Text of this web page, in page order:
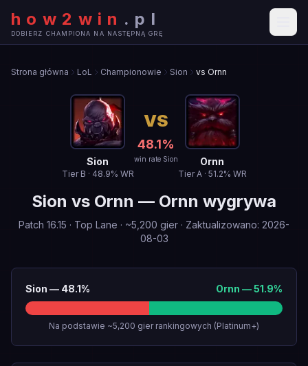
how2win . pl
DOBIERZ CHAMPIONA NA NASTĘPNĄ GRĘ
Strona główna LoL Championowie Sion vs Ornn
Sion
Tier B · 48.9% WR
VS
48.1%
win rate Sion Ornn
TierA· 51.2% WR
Sion vs Ornn — Ornn wygrywa
Patch 16.15 · Top Lane · ~5,200 gier · Zaktualizowano: 2026-
08-03
Sion — 48.1% Ornn —51.9%
Na podstawie ~5,200 gier rankingowych (Platinum+)